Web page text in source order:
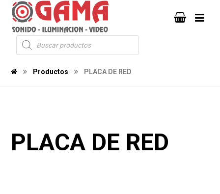
Productos PLACA DE RED
PLACA DE RED